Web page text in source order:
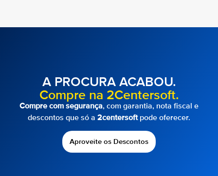
A PROCURA ACABOU.
Compre na 2Centersoft.
Compre com segurança, com garantia, nota fiscal e
descontos que só a 2centersoftpode oferecer.
Aproveite os Descontos